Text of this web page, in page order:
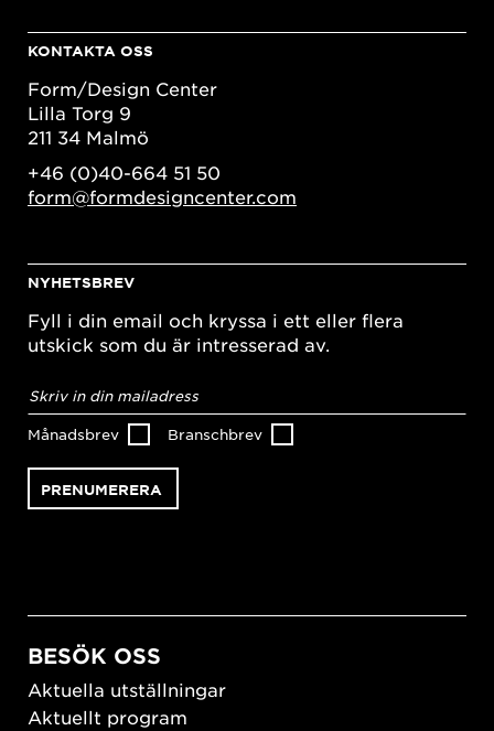
KONTAKTA OSS
Form/Design Center
Lilla Torg 9
211 34 Malmö
+46 (0)40-664 51 50
form@formdesigncenter.com
NYHETSBREV
Fyll i din email och kryssa i ett eller flera
utskick som du är intresserad av.
postadress*
Månadsbrev Branschbrev
BESÖK OSS
Aktuella utställningar
Aktuellt program